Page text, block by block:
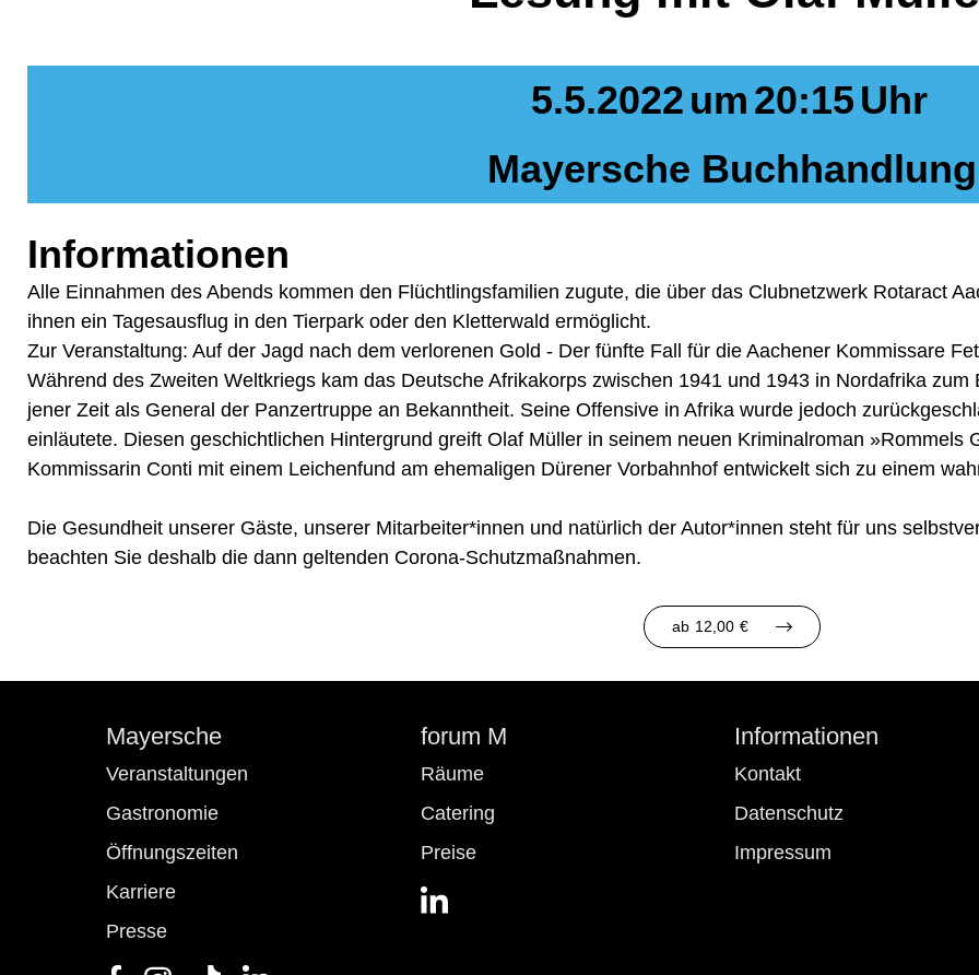
5.5.2022um20:15Uhr
Mayersche Buchhandlung
Informationen
Alle Einnahmen des Abends kommen den Flüchtlingsfamilien zugute, die über das Clubnetzwerk Rotaract
ihnen ein Tagesausflug in den Tierpark oder den Kletterwald ermöglicht.
Zur Veranstaltung: Auf der Jagd nach dem verlorenen Gold - Der fünfte Fall für die Aachener Kommissare
Während des Zweiten Weltkriegs kam das Deutsche Afrikakorps zwischen 1941 und 1943 in Nordafrika
jener Zeit als General der Panzertruppe an Bekanntheit. Seine Offensive in Afrika wurde jedoch
einläutete. Diesen geschichtlichen Hintergrund greift Olaf Müller in seinem neuen Kriminalroman »Rommels
Kommissarin Conti mit einem Leichenfund am ehemaligen Dürener Vorbahnhof entwickelt sich zu einem
Die Gesundheit unserer Gäste, unserer Mitarbeiter*innen und natürlich der Autor*innen steht für uns
beachten Sie deshalb die dann geltenden Corona-Schutzmaßnahmen.
ab 12,00 €
Mayersche
Veranstaltungen
Gastronomie
Öffnungszeiten
Karriere
Presse
forum M
Räume
Catering
Preise
Informationen
Kontakt
Datenschutz
Impressum